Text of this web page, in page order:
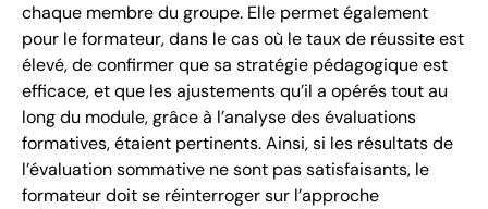
chaque membre du groupe. Elle permet également
pour le formateur, dans le cas où le taux de réussite est
élevé, de confirmer que sa stratégie pédagogique est
efficace, et que les ajustements qu’il a opérés tout au
long du module, grâce à l’analyse des évaluations
formatives, étaient pertinents. Ainsi, si les résultats de
l’évaluation sommative ne sont pas satisfaisants, le
formateur doit se réinterroger sur l’approche